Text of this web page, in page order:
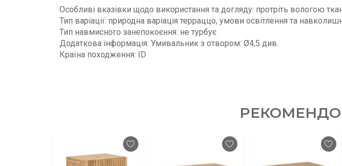
Особливі вказівки щодо використання та догляду: протріть вологою
Тип варіації: природна варіація терраццо, умови освітлення та
Тип навмисного занепокоєння: не турбує
Додаткова інформація: Умивальник з отвором: Ø4,5 див.
Країна походження: ID